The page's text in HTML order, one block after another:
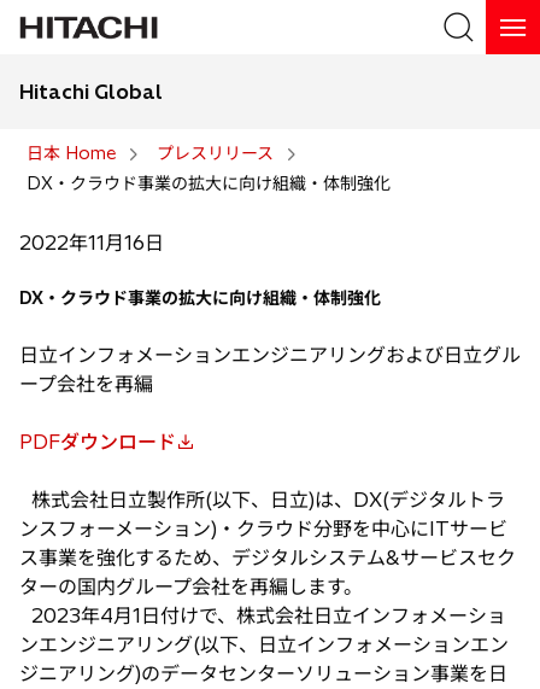
Hitachi Global
日本 Home
プレスリリース
DX・クラウド事業の拡大に向け組織・体制強化
2022年11月16日
DX・クラウド事業の拡大に向け組織・体制強化
日立インフォメーションエンジニアリングおよび日立グル
ープ会社を再編
PDFダウンロード
新
い
タ
ブ
で
開
く
株式会社日立製作所(以下、日立)は、DX(デジタルトラ
ンスフォーメーション)・クラウド分野を中心にITサービ
ス事業を強化するため、デジタルシステム&サービスセク
ターの国内グループ会社を再編します。
2023年4月1日付けで、株式会社日立インフォメーショ
ンエンジニアリング(以下、日立インフォメーションエン
ジニアリング)のデータセンターソリューション事業を日